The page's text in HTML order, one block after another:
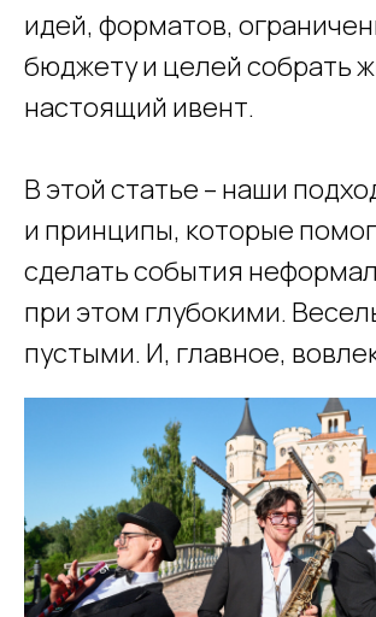
идей, форматов,
бюджету и целей собрать
настоящий ивент.
В этой статье – наши
и принципы, которые
сделать события
при этом глубокими.
пустыми. И, главное,